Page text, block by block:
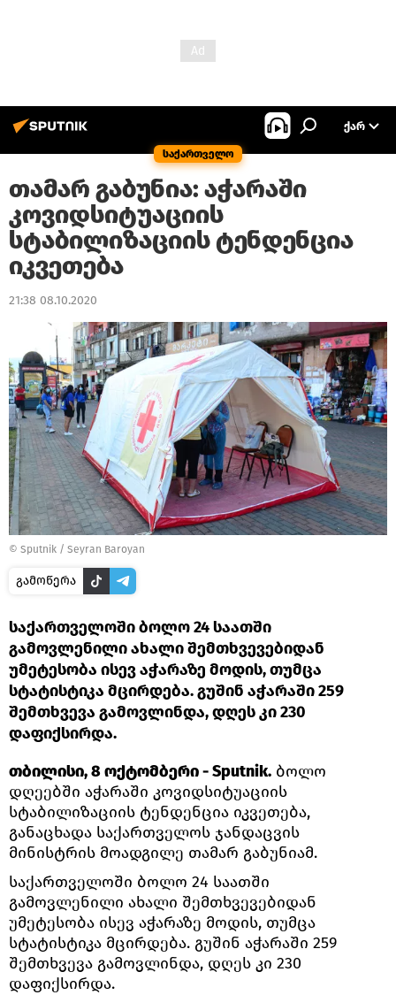
საქართველო
ᲥᲐᲠ
თამარ გაბუნია: აჭარაში
კოვიდსიტუაციის
სტაბილიზაციის ტენდენცია
იკვეთება
21:38 08.10.2020
© Sputnik / Seyran Baroyan
გამოწერა
საქართველოში ბოლო 24 საათში
გამოვლენილი ახალი შემთხვევებიდან
უმეტესობა ისევ აჭარაზე მოდის, თუმცა
სტატისტიკა მცირდება. გუშინ აჭარაში 259
შემთხვევა გამოვლინდა, დღეს კი 230
დაფიქსირდა.
თბილისი, 8 ოქტომბერი - Sputnik. ბოლო
დღეებში აჭარაში კოვიდსიტუაციის
სტაბილიზაციის ტენდენცია იკვეთება,
განაცხადა საქართველოს ჯანდაცვის
მინისტრის მოადგილე თამარ გაბუნიამ.
საქართველოში ბოლო 24 საათში
გამოვლენილი ახალი შემთხვევებიდან
უმეტესობა ისევ აჭარაზე მოდის, თუმცა
სტატისტიკა მცირდება. გუშინ აჭარაში 259
შემთხვევა გამოვლინდა, დღეს კი 230
დაფიქსირდა.